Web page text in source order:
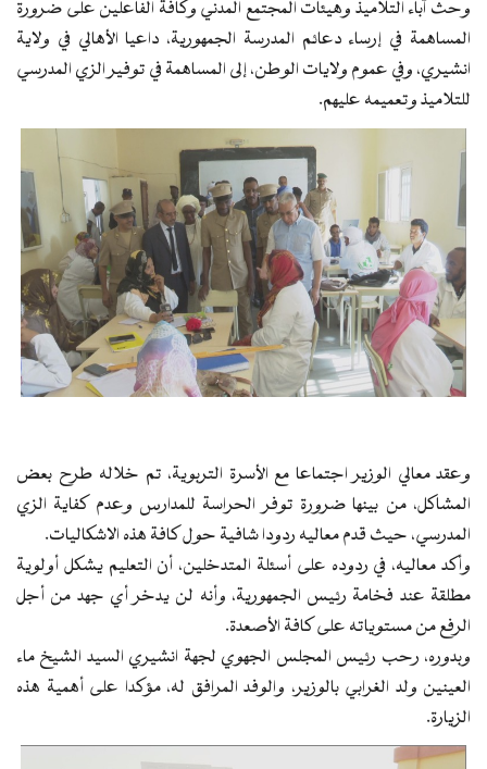
وحث آباء التلاميذ وهيئات المجتمع المدني وكافة الفاعلين على ضرورة
المساهمة في إرساء دعائم المدرسة الجمهورية، داعيا الأهالي في ولاية
انشيري، وفي عموم ولايات الوطن، إلى المساهمة في توفير الزي المدرسي
للتلاميذ وتعميمه عليهم.
وعقد معالي الوزير اجتماعا مع الأسرة التربوية، تم خلاله طرح بعض
المشاكل، من بينها ضرورة توفر الحراسة للمدارس وعدم كفاية الزي
المدرسي، حيث قدم معاليه ردودا شافية حول كافة هذه الاشكاليات.
وأكد معاليه، في ردوده على أسئلة المتدخلين، أن التعليم يشكل أولوية
مطلقة عند فخامة رئيس الجمهورية، وأنه لن يدخر أي جهد من أجل
الرفع من مستوياته على كافة الأصعدة.
وبدوره، رحب رئيس المجلس الجهوي لجهة انشيري السيد الشيخ ماء
العينين ولد الغرابي بالوزير، والوفد المرافق له، مؤكدا على أهمية هذه
الزيارة.